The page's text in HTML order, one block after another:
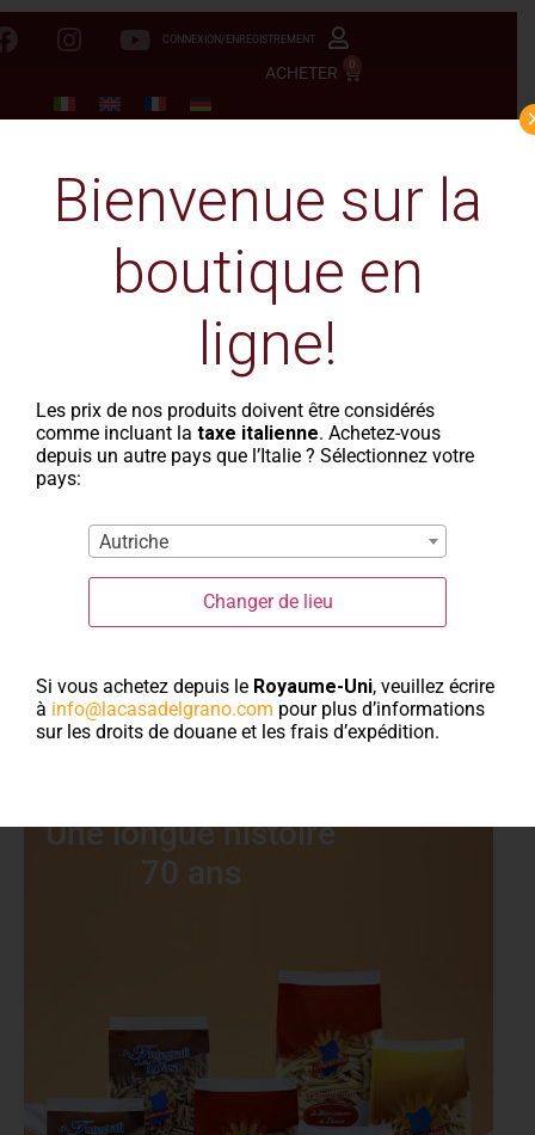
CONNEXION/ENREGISTREMENT
ACHETER 0
Le goût inimitable
de la tradition
Une longue histoire
70 ans
Bienvenue sur la
boutique en
ligne!
Les prix de nos produits doivent être considérés
comme incluant lataxe italienne. Achetez-vous
depuis un autre pays que l’Italie ? Sélectionnez votre
pays:
Autriche
Changer de lieu
Si vous achetez depuis le Royaume-Uni, veuillez écrire
à info@lacasadelgrano.com pour plus d’informations
sur les droits de douane et les frais d’expédition.